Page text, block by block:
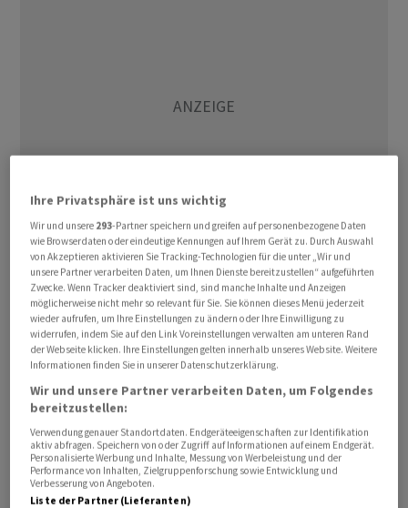
Mittlerweile würden die höheren Zinsen Wirkung bei
der Kauflaune der Verbraucher zeigen, kommentierte
S&P. Der Indikator deute darauf hin, dass die britische
Wirtschaft in den kommenden Monaten bestenfalls
stagniere./jkr/jsl/jha/
Ihre Privatsphäre ist uns wichtig
Wir und unsere 293-Partner speichern und greifen auf personenbezogene Daten
wie Browserdaten oder eindeutige Kennungen auf Ihrem Gerät zu. Durch Auswahl
von Akzeptieren aktivieren Sie Tracking-Technologien für die unter „Wir und
unsere Partner verarbeiten Daten, um Ihnen Dienste bereitzustellen“ aufgeführten
Zwecke. Wenn Tracker deaktiviert sind, sind manche Inhalte und Anzeigen
möglicherweise nicht mehr so relevant für Sie. Sie können dieses Menü jederzeit
wieder aufrufen, um Ihre Einstellungen zu ändern oder Ihre Einwilligung zu
widerrufen, indem Sie auf den Link Voreinstellungen verwalten am unteren Rand
der Webseite klicken. Ihre Einstellungen gelten innerhalb unseres Website. Weitere
Informationen finden Sie in unserer Datenschutzerklärung.
Wir und unsere Partner verarbeiten Daten, um Folgendes
bereitzustellen:
Verwendung genauer Standortdaten. Endgeräteeigenschaften zur Identifikation
aktiv abfragen. Speichern von oder Zugriff auf Informationen auf einem Endgerät.
Personalisierte Werbung und Inhalte, Messung von Werbeleistung und der
Performance von Inhalten, Zielgruppenforschung sowie Entwicklung und
Verbesserung von Angeboten.
Liste der Partner (Lieferanten)